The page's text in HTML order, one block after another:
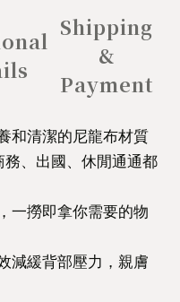
Shipping
&
Payment
和清潔的尼龍布材質
務、出國、休閒通通都
一撈即拿你需要的物
減緩背部壓力，親膚